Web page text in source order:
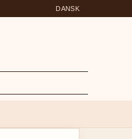
DANSK